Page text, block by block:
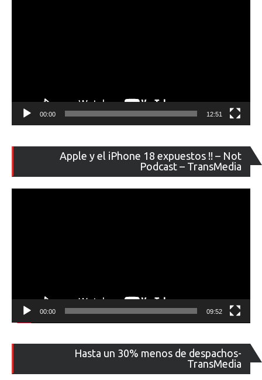
00:00 12:51
Apple y el iPhone 18 expuestos !! – Not
Podcast – TransMedia
de
00:00 09:52
Hasta un 30% menos de despachos-
TransMedia
de